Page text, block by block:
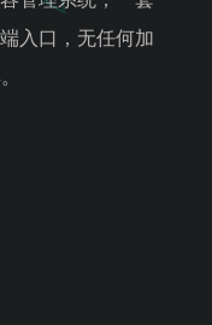
入口，无任何加